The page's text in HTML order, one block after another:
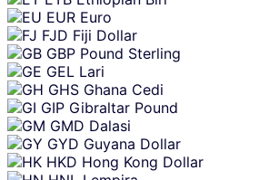
EUR Euro
FJD Fiji Dollar
GBP Pound Sterling
GEL Lari
GHS Ghana Cedi
GIP Gibraltar Pound
GMD Dalasi
GYD Guyana Dollar
HKD Hong Kong Dollar